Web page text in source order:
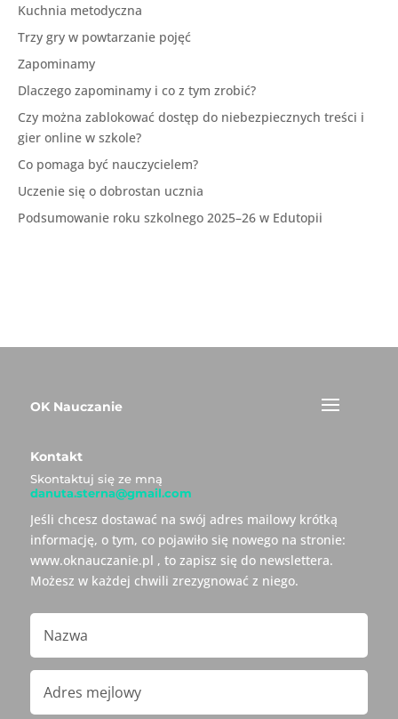
Kuchnia metodyczna
Trzy gry w powtarzanie pojęć
Zapominamy
Dlaczego zapominamy i co z tym zrobić?
Czy można zablokować dostęp do niebezpiecznych treści i
gier online w szkole?
Co pomaga być nauczycielem?
Uczenie się o dobrostan ucznia
Podsumowanie roku szkolnego 2025–26 w Edutopii
OK Nauczanie
Kontakt
Skontaktuj się ze mną
danuta.sterna@gmail.com
Jeśli chcesz dostawać na swój adres mailowy krótką
informację, o tym, co pojawiło się nowego na stronie:
www.oknauczanie.pl , to zapisz się do newslettera.
Możesz w każdej chwili zrezygnować z niego.